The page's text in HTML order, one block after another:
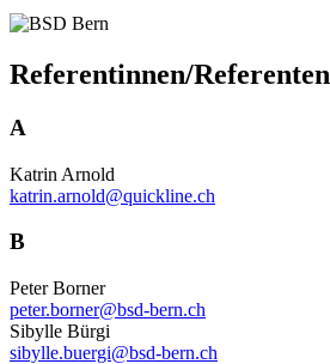
Referentinnen/Referenten
A
Katrin Arnold
katrin.arnold@quickline.ch
B
Peter Borner
peter.borner@bsd-bern.ch
Sibylle Bürgi
sibylle.buergi@bsd-bern.ch